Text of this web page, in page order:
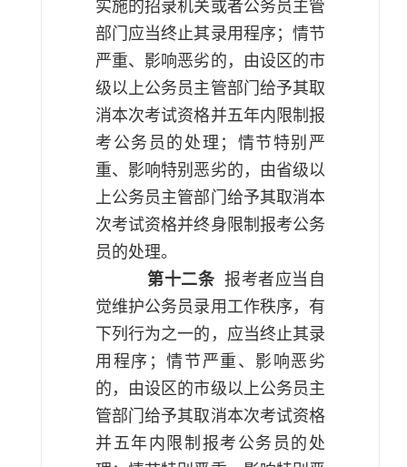
实施的招录机关或者公务员主管
部门应当终止其录用程序；情节
严重、影响恶劣的，由设区的市
级以上公务员主管部门给予其取
消本次考试资格并五年内限制报
考公务员的处理；情节特别严
重、影响特别恶劣的，由省级以
上公务员主管部门给予其取消本
次考试资格并终身限制报考公务
员的处理。
第十二条 报考者应当自
觉维护公务员录用工作秩序，有
下列行为之一的，应当终止其录
用程序；情节严重、影响恶劣
的，由设区的市级以上公务员主
管部门给予其取消本次考试资格
并五年内限制报考公务员的处